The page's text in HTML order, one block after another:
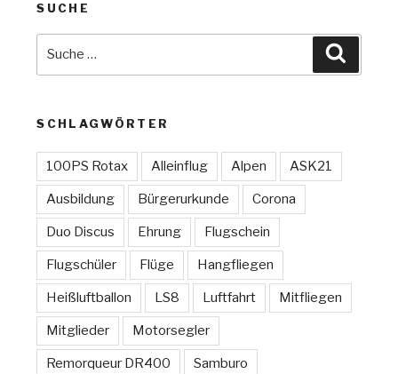
SUCHE
SCHLAGWÖRTER
100PS Rotax Alleinflug Alpen ASK21
Ausbildung Bürgerurkunde Corona
Duo Discus Ehrung Flugschein
Flugschüler Flüge Hangfliegen
Heißluftballon LS8 Luftfahrt Mitfliegen
Mitglieder Motorsegler
Remorqueur DR400 Samburo